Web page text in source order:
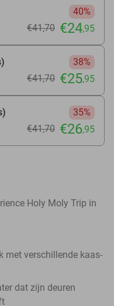
40%
€41,70 €24,95
38%
€41,70 €25,95
35%
€41,70 €26,95
Holy Moly Trip in
met verschillende kaas-
dat zijn deuren